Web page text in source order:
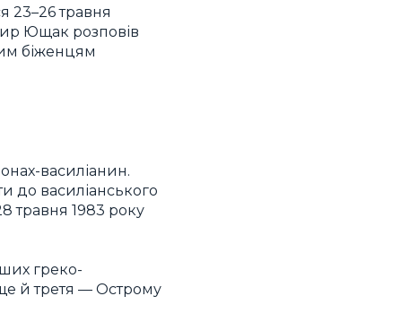
23–26 травня
Ющак розповів
біженцям
василіанин.
до василіанського
травня 1983 року
греко-
й третя — Острому